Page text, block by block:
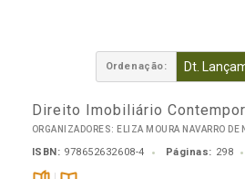
Ordenação: Dt.
Direito Imobiliário
ORGANIZADORES: ELIZA MOURA NAVARRO
ISBN: 978652632608-4 Páginas: 298